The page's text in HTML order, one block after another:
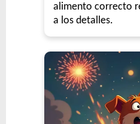
alimento correcto
a los detalles.